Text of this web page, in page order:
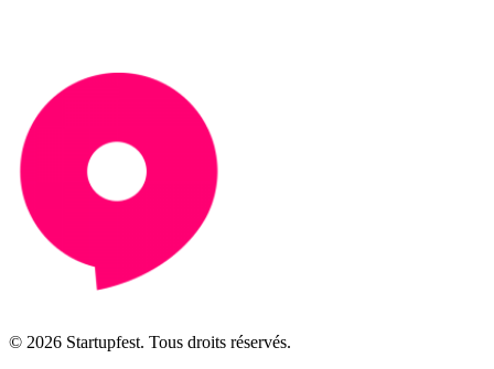
© 2026 Startupfest. Tous droits réservés.